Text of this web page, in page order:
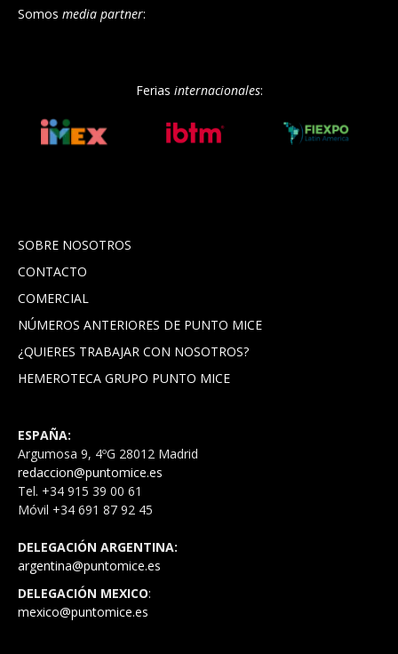
Somos media partner:
Ferias internacionales:
SOBRE NOSOTROS
CONTACTO
COMERCIAL
NÚMEROS ANTERIORES DE PUNTO MICE
¿QUIERES TRABAJAR CON NOSOTROS?
HEMEROTECA GRUPO PUNTO MICE
ESPAÑA:
Argumosa 9, 4ºG 28012 Madrid
redaccion@puntomice.es
Tel. +34 915 39 00 61
Móvil +34 691 87 92 45
DELEGACIÓN ARGENTINA:
argentina@puntomice.es
DELEGACIÓN MEXICO:
mexico@puntomice.es